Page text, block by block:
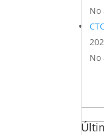
No
No